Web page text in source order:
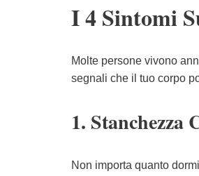
I 4 Sintomi
Molte persone vivono
segnali che il tuo corpo
1. Stanchezza
Non importa quanto